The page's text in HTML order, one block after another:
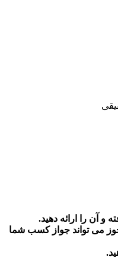
و آن را ارائه دهید.
می تواند جواز کسب شما